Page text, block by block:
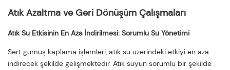
Atık Azaltma ve Geri Dönüşüm Çalışmaları
Atık Su Etkisinin En Aza İndirilmesi: Sorumlu Su Yönetimi
Sert gümüş kaplama işlemleri, atık su üzerindeki etkiyi en aza
indirecek şekilde gelişmektedir. Atık suyun sorumlu bir şekilde